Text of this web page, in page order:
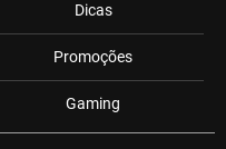
Dicas
Promoções
Gaming